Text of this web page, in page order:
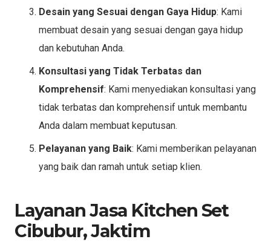
Desain yang Sesuai dengan Gaya Hidup: Kami
membuat desain yang sesuai dengan gaya hidup
dan kebutuhan Anda.
Konsultasi yang Tidak Terbatas dan
Komprehensif: Kami menyediakan konsultasi yang
tidak terbatas dan komprehensif untuk membantu
Anda dalam membuat keputusan.
Pelayanan yang Baik: Kami memberikan pelayanan
yang baik dan ramah untuk setiap klien.
Layanan Jasa Kitchen Set
Cibubur, Jaktim